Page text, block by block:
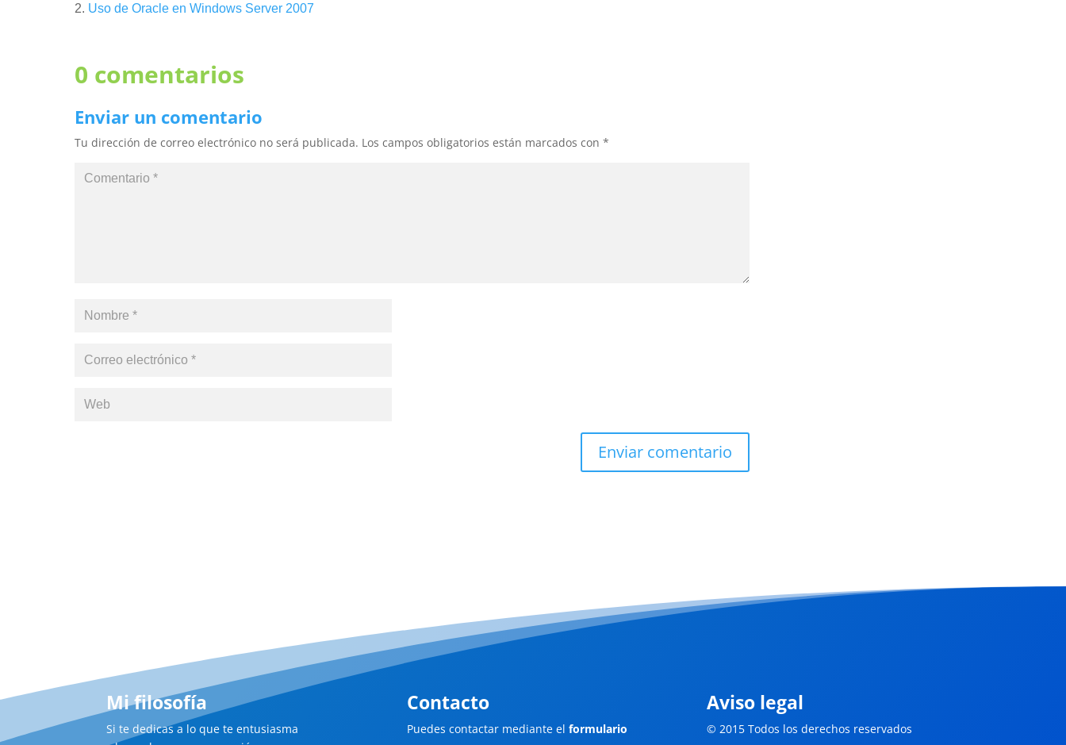
Uso de Oracle en Windows Server 2007
0 comentarios
Enviar un comentario
Tu dirección de correo electrónico no será publicada. Los campos obligatorios están marcados con*
Enviar comentario
Mi filosofía
Si te dedicas a lo que te entusiasma
Contacto
Puedes contactar mediante el formulario
Aviso legal
© 2015 Todos los derechos reservados